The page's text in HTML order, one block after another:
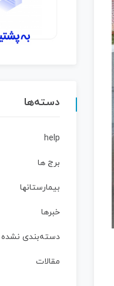
دسته‌ها
help
برج ها
بیمارستانها
خبرها
دسته‌بندی نشده
مقالات